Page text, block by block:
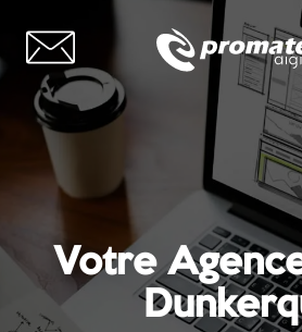
Votre